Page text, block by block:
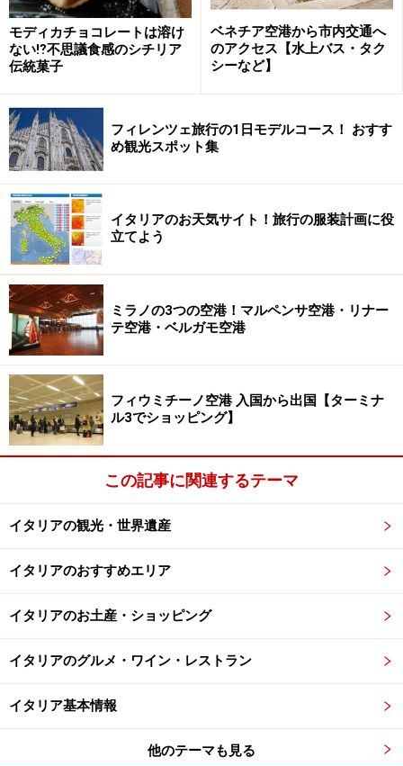
モディカチョコレートは溶け
ない⁉不思議食感のシチリア
伝統菓子
ベネチア空港から市内交通へ
のアクセス【水上バス・タク
シーなど】
フィレンツェ旅行の1日モデルコース！ おすす
め観光スポット集
イタリアのお天気サイト！旅行の服装計画に役
立てよう
ミラノの3つの空港！マルペンサ空港・リナー
テ空港・ベルガモ空港
フィウミチーノ空港 入国から出国【ターミナ
ル3でショッピング】
この記事に関連するテーマ
イタリアの観光・世界遺産
イタリアのおすすめエリア
イタリアのお土産・ショッピング
イタリアのグルメ・ワイン・レストラン
イタリア基本情報
他のテーマも見る